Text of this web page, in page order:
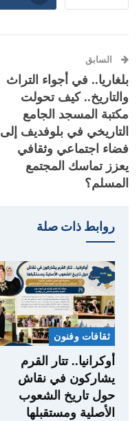
السابق
بلغاريا.. في أجواء التراث
والتاريخ.. كيف تحولت
مكتبة المسجد الجامع
التاريخي في بلوفديف إلى
فضاء اجتماعي وثقافي
يعزز تماسك المجتمع
المسلم؟
روابط ذات صلة
ثقافات وفنون
أوكرانيا.. تتار القرم
يشاركون في نقاش
حول تاريخ الشعوب
الأصلية ومستقبلها